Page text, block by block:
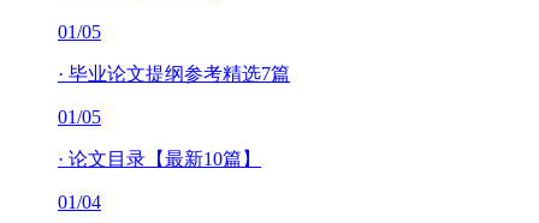
01/05
· 毕业论文提纲参考精选7篇
01/05
· 论文目录【最新10篇】
01/04